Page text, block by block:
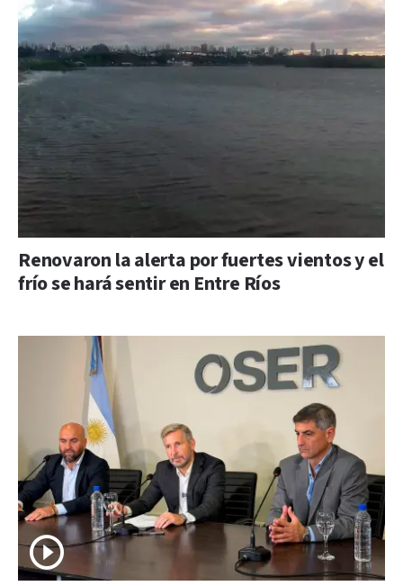
Renovaron la alerta por fuertes vientos y el
frío se hará sentir en Entre Ríos